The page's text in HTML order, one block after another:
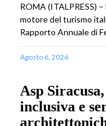
ROMA (ITALPRESS)
motore del turismo
Rapporto Annuale di
Agosto 6, 2026
Asp
inclusiva e